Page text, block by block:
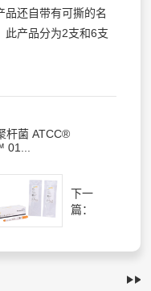
品还自带有可撕的名
此产品分为2支和6支
杆菌 ATCC®
01...
下一
篇：